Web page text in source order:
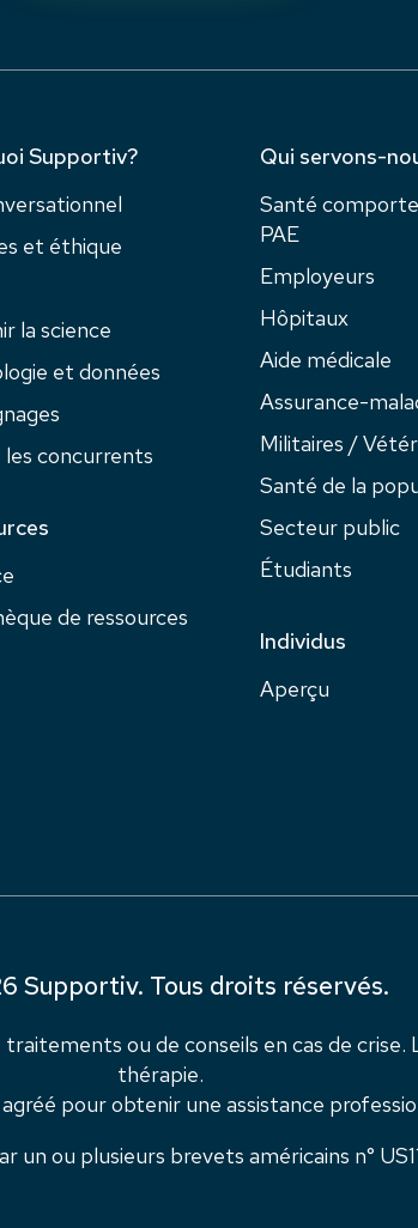
Supportiv?
et éthique
la science
et données
concurrents
de ressources
Qui servons-
Santé
PAE
Employeurs
Hôpitaux
Aide médicale
Assurance-
Militaires /
Santé de la
Secteur public
Étudiants
Individus
Aperçu
Supportiv. Tous droits réservés.
ou de conseils en cas de
thérapie.
pour obtenir une assistance
ou plusieurs brevets américains n°